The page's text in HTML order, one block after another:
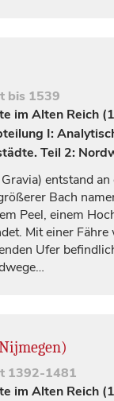
bis 1539
im Alten Reich
I:
Teil 2:
entstand
Bach
Peel, einem
Mit einer Fähre
Ufer
1392-1481
im Alten Reich